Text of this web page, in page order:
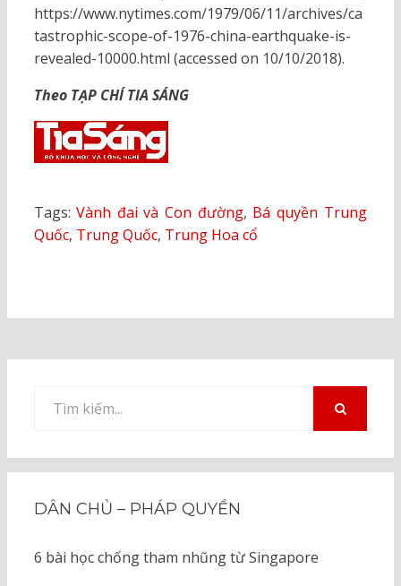
https://www.nytimes.com/1979/06/11/archives/ca
tastrophic-scope-of-1976-china-earthquake-is-
revealed-10000.html (accessed on 10/10/2018).
Theo TẠP CHÍ TIA SÁNG
Tags:Vành đai và Con đường, Bá quyền Trung
Quốc, Trung Quốc, Trung Hoa cổ
kiếm
DÂN CHỦ – PHÁP QUYỀN
6 bài học chống tham nhũng từ Singapore